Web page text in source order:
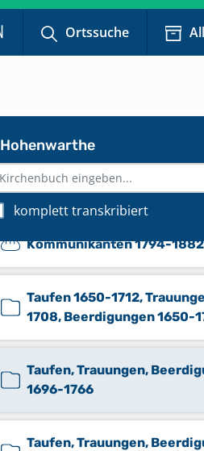
Ortssuche
Hohenwarthe
komplett transkribiert
Kommunikanten 1794-1882
Taufen 1650-1712,
1708, Beerdigungen 1650-
Taufen, Trauungen,
1696-1766
Taufen, Trauungen,